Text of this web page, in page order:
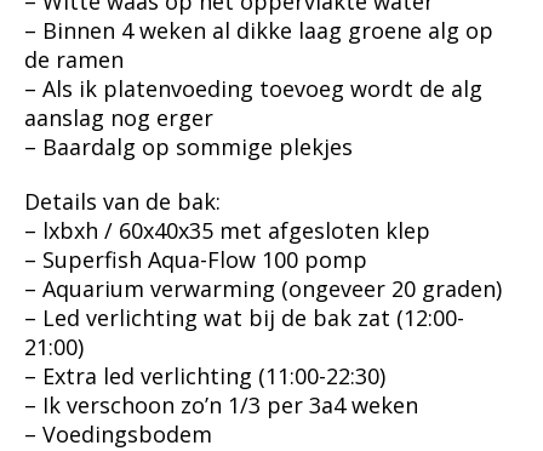
– Binnen 4 weken al dikke laag groene alg op
de ramen
– Als ik platenvoeding toevoeg wordt de alg
aanslag nog erger
– Baardalg op sommige plekjes
Details van de bak:
– lxbxh / 60x40x35 met afgesloten klep
– Superfish Aqua-Flow 100 pomp
– Aquarium verwarming (ongeveer 20 graden)
– Led verlichting wat bij de bak zat (12:00-
21:00)
– Extra led verlichting (11:00-22:30)
– Ik verschoon zo’n 1/3 per 3a4 weken
– Voedingsbodem